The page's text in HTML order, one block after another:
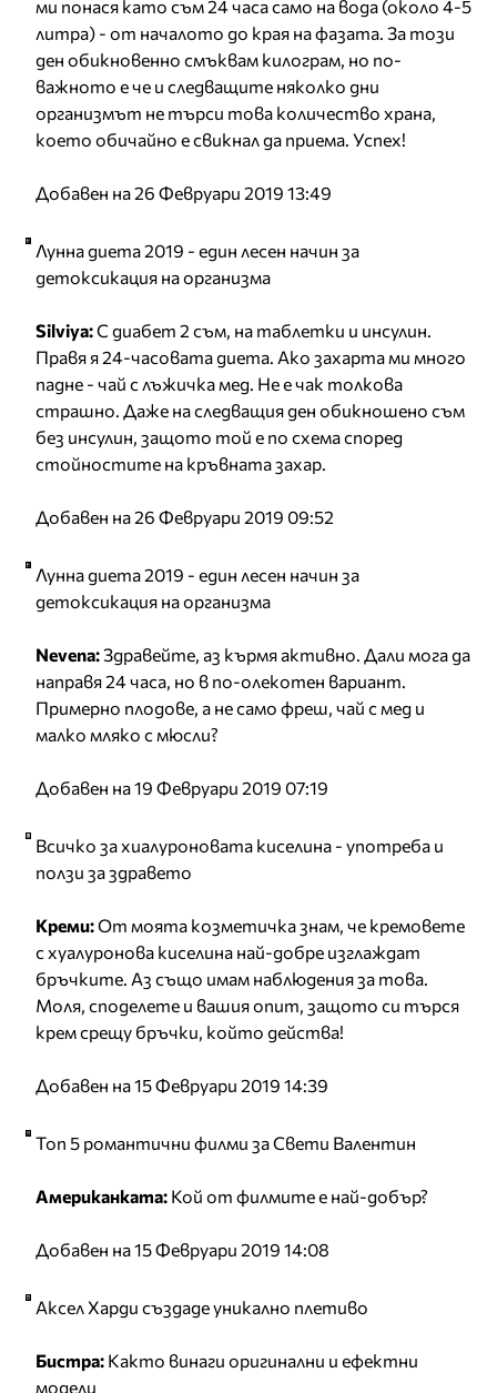
ми понася като съм 24 часа само на вода (около 4-5
литра) - от началото до края на фазата. За този
ден обикновенно смъквам килограм, но по-
важното е че и следващите няколко дни
организмът не търси това количество храна,
което обичайно е свикнал да приема. Успех!
Добавен на 26 Февруари 2019 13:49
Лунна диета 2019 - един лесен начин за
детоксикация на организма
Silviya:С диабет 2 съм, на таблетки и инсулин.
Правя я 24-часовата диета. Ако захарта ми много
падне - чай с лъжичка мед. Не е чак толкова
страшно. Даже на следващия ден обикношено съм
без инсулин, защото той е по схема според
стойностите на кръвната захар.
Добавен на 26 Февруари 2019 09:52
Лунна диета 2019 - един лесен начин за
детоксикация на организма
Nevena:Здравейте, аз кърмя активно. Дали мога да
направя 24 часа, но в по-олекотен вариант.
Примерно плодове, а не само фреш, чай с мед и
малко мляко с мюсли?
Добавен на 19 Февруари 2019 07:19
Всичко за хиалуроновата киселина - употреба и
ползи за здравето
Креми:От моята козметичка знам, че кремовете
с хуалуронова киселина най-добре изглаждат
бръчките. Аз също имам наблюдения за това.
Моля, споделете и вашия опит, защото си търся
крем срещу бръчки, който действа!
Добавен на 15 Февруари 2019 14:39
Топ 5 романтични филми за Свети Валентин
Американката: Кой от филмите е най-добър?
Добавен на 15 Февруари 2019 14:08
Аксел Харди създаде уникално плетиво
Бистра: Както винаги оригинални и ефектни
модели